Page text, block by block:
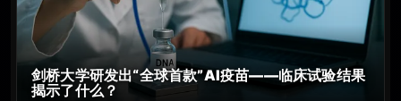
剑桥大学研发出“全球首款”AI疫苗——临床试验结果
揭示了什么？